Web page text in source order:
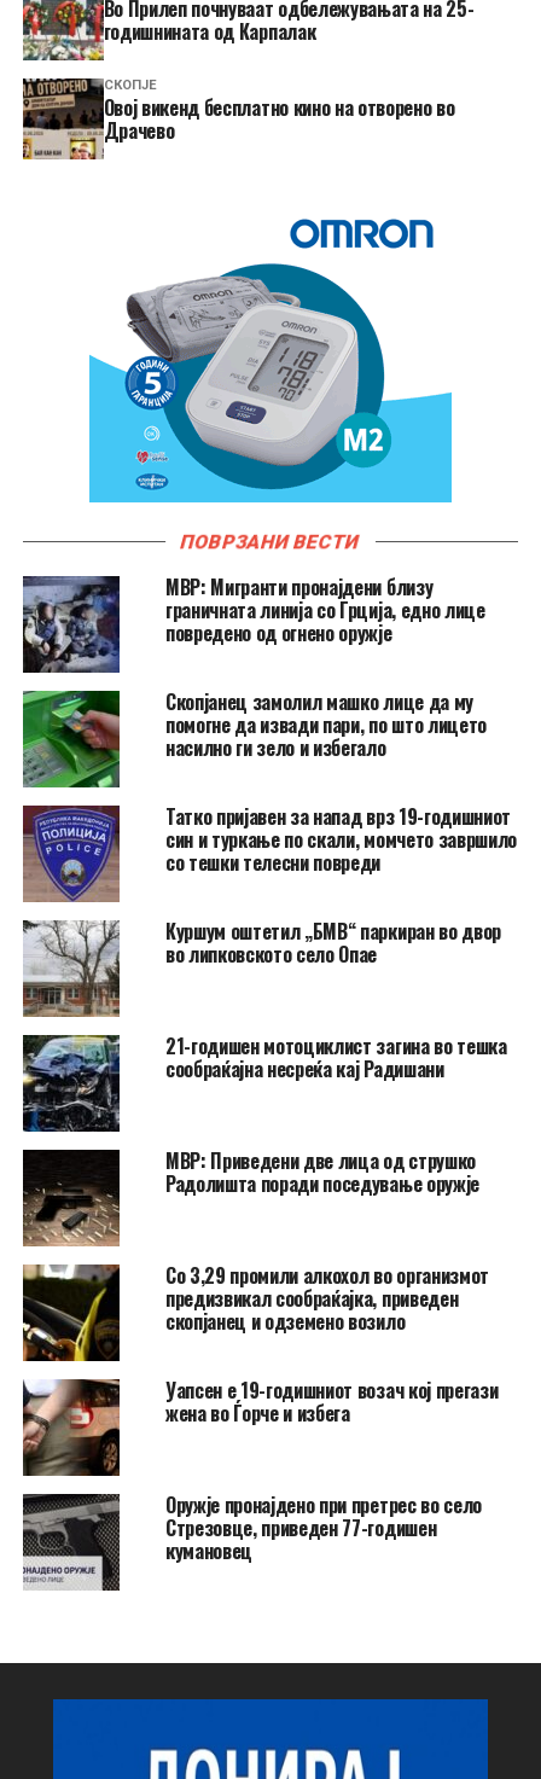
Во Прилеп почнуваат одбележувањата на 25-
годишнината од Карпалак
СКОПЈЕ
​Овој викенд бесплатно кино на отворено во
Драчево
ПОВРЗАНИ ВЕСТИ
МВР: Мигранти пронајдени близу
граничната линија со Грција, едно лице
повредено од огнено оружје
Скопјанец замолил машко лице да му
помогне да извади пари, по што лицето
насилно ги зело и избегало
Татко пријавен за напад врз 19-годишниот
син и туркање по скали, момчето завршило
со тешки телесни повреди
Куршум оштетил „БМВ“ паркиран во двор
во липковското село Опае
21-годишен мотоциклист загина во тешка
сообраќајна несреќа кај Радишани
МВР: Приведени две лица од струшко
Радолишта поради поседување оружје
Со 3,29 промили алкохол во организмот
предизвикал сообраќајка, приведен
скопјанец и одземено возило
Уапсен е 19-годишниот возач кој прегази
жена во Ѓорче и избега
Оружје пронајдено при претрес во село
Стрезовце, приведен 77-годишен
кумановец